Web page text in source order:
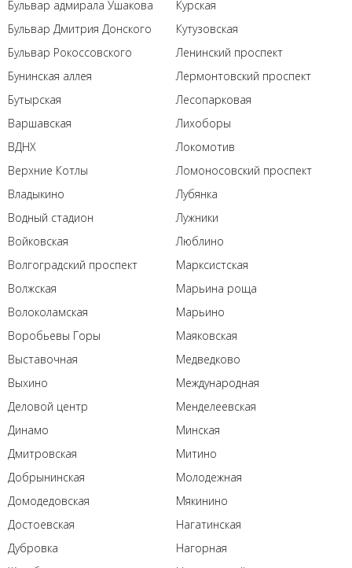
Бульвар адмирала Ушакова
Бульвар Дмитрия Донского
Бульвар Рокоссовского
Бунинская аллея
Бутырская
Варшавская
ВДНХ
Верхние Котлы
Владыкино
Водный стадион
Войковская
Волгоградский проспект
Волжская
Волоколамская
Воробьевы Горы
Выставочная
Выхино
Деловой центр
Динамо
Дмитровская
Добрынинская
Домодедовская
Достоевская
Дубровка
Курская
Кутузовская
Ленинский проспект
Лермонтовский проспект
Лесопарковая
Лихоборы
Локомотив
Ломоносовский проспект
Лубянка
Лужники
Люблино
Марксистская
Марьина роща
Марьино
Маяковская
Медведково
Международная
Менделеевская
Минская
Митино
Молодежная
Мякинино
Нагатинская
Нагорная